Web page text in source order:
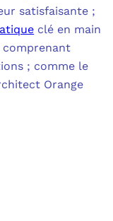
satisfaisante ;
clé en main
comprenant
; comme le
Orange